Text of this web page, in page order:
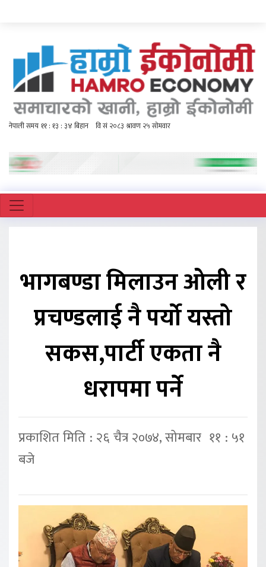
भागबण्डा मिलाउन ओली र
प्रचण्डलाई नै पर्यो यस्तो
सकस,पार्टी एकता नै
धरापमा पर्ने
प्रकाशित मिति : २६ चैत्र २०७४, सोमबार ११ : ५१
बजे